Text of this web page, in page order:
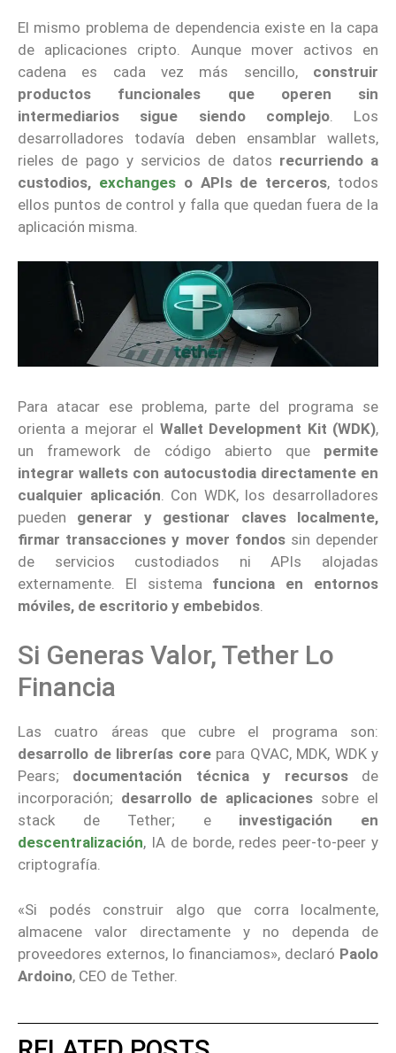
El mismo problema de dependencia existe en la capa
de aplicaciones cripto. Aunque mover activos en
cadena es cada vez más sencillo, construir
productos funcionales que operen sin
intermediarios sigue siendo complejo. Los
desarrolladores todavía deben ensamblar wallets,
rieles de pago y servicios de datos recurriendo a
custodios, exchangeso APIs de terceros, todos
ellos puntos de control y falla que quedan fuera de la
aplicación misma.
Para atacar ese problema, parte del programa se
orienta a mejorar el Wallet Development Kit (WDK),
un framework de código abierto que permite
integrar wallets con autocustodia directamente en
cualquier aplicación . Con WDK, los desarrolladores
pueden generar y gestionar claves localmente,
firmar transacciones y mover fondossin depender
de servicios custodiados ni APIs alojadas
externamente. El sistema funciona en entornos
móviles, de escritorio y embebidos
Si Generas Valor, Tether Lo
Financia
Las cuatro áreas que cubre el programa son:
desarrollo de librerías corepara QVAC, MDK, WDK y
Pears; documentación técnica y recursosde
incorporación; desarrollo de aplicaciones sobre el
stack de Tether; e investigación en
descentralización, IA de borde, redes peer-to-peer y
criptografía.
«Si podés construir algo que corra localmente,
almacene valor directamente y no dependa de
proveedores externos, lo financiamos», declaró Paolo
Ardoino, CEO de Tether.